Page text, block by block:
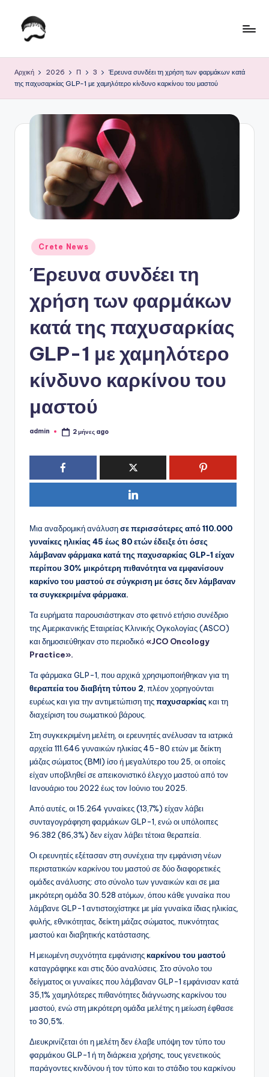
Μετάβαση
ο
Κ
o
Αρχική 2026 Π 3
Έρευνα συνδέει τη χρήση των φαρμάκων κατά
της παχυσαρκίας GLP-1 με χαμηλότερο κίνδυνο καρκίνου του μαστού
Αναρτήθηκε
σε
Crete News
Έρευνα συνδέει τη
χρήση των φαρμάκων
κατά της παχυσαρκίας
GLP-1 με χαμηλότερο
κίνδυνο καρκίνου του
μαστού
Συγγραφέας:
admin 2 μήνες ago
Μια αναδρομική ανάλυσησε περισσότερες από 110.000
γυναίκες ηλικίας 45 έως 80 ετών έδειξε ότι όσες
λάμβαναν φάρμακα κατά της παχυσαρκίας GLP-1 είχαν
περίπου 30% μικρότερη πιθανότητα να εμφανίσουν
καρκίνο του μαστού σε σύγκριση με όσες δεν λάμβαναν
τα συγκεκριμένα φάρμακα.
Τα ευρήματα παρουσιάστηκαν στο φετινό ετήσιο συνέδριο
της Αμερικανικής Εταιρείας Κλινικής Ογκολογίας (ASCO)
και δημοσιεύθηκαν στο περιοδικό«JCO Oncology
Practice».
Τα φάρμακα GLP-1, που αρχικά χρησιμοποιήθηκαν για τη
θεραπεία του διαβήτη τύπου 2 , πλέον χορηγούνται
ευρέως και για την αντιμετώπιση τηςπαχυσαρκίας και τη
διαχείριση του σωματικού βάρους.
Στη συγκεκριμένη μελέτη, οι ερευνητές ανέλυσαν τα ιατρικά
αρχεία 111.646 γυναικών ηλικίας 45-80 ετών με δείκτη
μάζας σώματος (BMI) ίσο ή μεγαλύτερο του 25, οι οποίες
είχαν υποβληθεί σε απεικονιστικό έλεγχο μαστού από τον
Ιανουάριο του 2022 έως τον Ιούνιο του 2025.
Από αυτές, οι 15.264 γυναίκες (13,7%) είχαν λάβει
συνταγογράφηση φαρμάκων GLP-1, ενώ οι υπόλοιπες
96.382 (86,3%) δεν είχαν λάβει τέτοια θεραπεία.
Οι ερευνητές εξέτασαν στη συνέχεια την εμφάνιση νέων
περιστατικών καρκίνου του μαστού σε δύο διαφορετικές
ομάδες ανάλυσης: στο σύνολο των γυναικών και σε μια
μικρότερη ομάδα 30.528 ατόμων, όπου κάθε γυναίκα που
λάμβανε GLP-1 αντιστοιχίστηκε με μία γυναίκα ίδιας ηλικίας,
φυλής, εθνικότητας, δείκτη μάζας σώματος, πυκνότητας
μαστού και διαβητικής κατάστασης.
Η μειωμένη συχνότητα εμφάνισηςκαρκίνου του μαστού
καταγράφηκε και στις δύο αναλύσεις. Στο σύνολο του
δείγματος οι γυναίκες που λάμβαναν GLP-1 εμφάνισαν κατά
35,1% χαμηλότερες πιθανότητες διάγνωσης καρκίνου του
μαστού, ενώ στη μικρότερη ομάδα μελέτης η μείωση έφθασε
το 30,5%.
Διευκρινίζεται ότι η μελέτη δεν έλαβε υπόψη τον τύπο του
φαρμάκου GLP-1 ή τη διάρκεια χρήσης, τους γενετικούς
παράγοντες κινδύνου ή τον τύπο και το στάδιο του καρκίνου